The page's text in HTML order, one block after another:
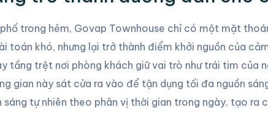
phố trong hẻm, Govap Townhouse chỉ có một mặt
toán khó, nhưng lại trở thành điểm khởi nguồn của
tầng trệt nơi phòng khách giữ vai trò như trái tim của
gian này sát cửa ra vào để tận dụng tối đa nguồn
sáng tự nhiên theo phân vị thời gian trong ngày, tạo ra